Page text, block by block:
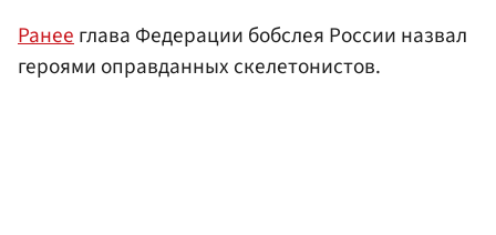
Ранееглава Федерации бобслея России назвал
героями оправданных скелетонистов.